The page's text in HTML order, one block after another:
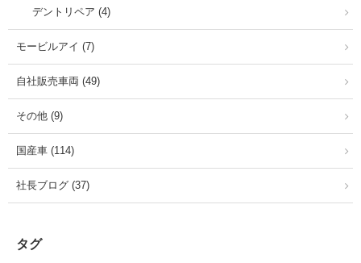
デントリペア (4)
モービルアイ (7)
自社販売車両 (49)
その他 (9)
国産車 (114)
社長ブログ (37)
タグ